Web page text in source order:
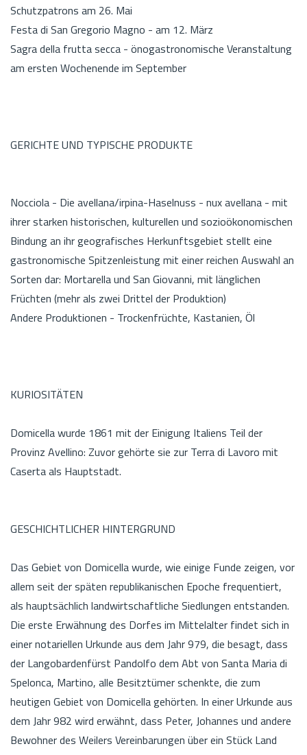
Schutzpatrons am 26. Mai
Festa di San Gregorio Magno - am 12. März
Sagra della frutta secca - önogastronomische Veranstaltung
am ersten Wochenende im September
GERICHTE UND TYPISCHE PRODUKTE
Nocciola - Die avellana/irpina-Haselnuss - nux avellana - mit
ihrer starken historischen, kulturellen und sozioökonomischen
Bindung an ihr geografisches Herkunftsgebiet stellt eine
gastronomische Spitzenleistung mit einer reichen Auswahl an
Sorten dar: Mortarella und San Giovanni, mit länglichen
Früchten (mehr als zwei Drittel der Produktion)
Andere Produktionen - Trockenfrüchte, Kastanien, Öl
KURIOSITÄTEN
Domicella wurde 1861 mit der Einigung Italiens Teil der
Provinz Avellino: Zuvor gehörte sie zur Terra di Lavoro mit
Caserta als Hauptstadt.
GESCHICHTLICHER HINTERGRUND
Das Gebiet von Domicella wurde, wie einige Funde zeigen, vor
allem seit der späten republikanischen Epoche frequentiert,
als hauptsächlich landwirtschaftliche Siedlungen entstanden.
Die erste Erwähnung des Dorfes im Mittelalter findet sich in
einer notariellen Urkunde aus dem Jahr 979, die besagt, dass
der Langobardenfürst Pandolfo dem Abt von Santa Maria di
Spelonca, Martino, alle Besitztümer schenkte, die zum
heutigen Gebiet von Domicella gehörten. In einer Urkunde aus
dem Jahr 982 wird erwähnt, dass Peter, Johannes und andere
Bewohner des Weilers Vereinbarungen über ein Stück Land